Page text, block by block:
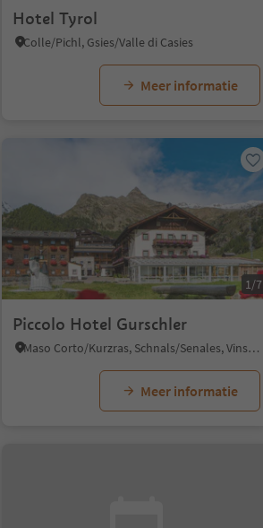
Hotel Tyrol
Colle/Pichl, Gsies/Valle di Casies
Meer informatie
1/7
Piccolo Hotel Gurschler
Maso Corto/Kurzras, Schnals/Senales, Vinschgau/Val Venosta
Meer informatie